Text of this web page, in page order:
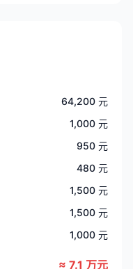
64,200 元
1,000 元
950 元
480 元
1,500 元
1,500 元
1,000 元
≈ 7.1 万元